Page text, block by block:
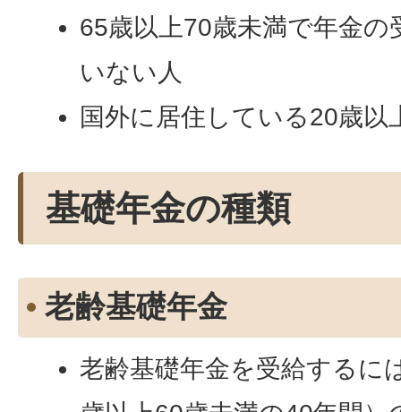
65歳以上70歳未満で年金の
いない人
国外に居住している20歳以
基礎年金の種類
老齢基礎年金
老齢基礎年金を受給するに